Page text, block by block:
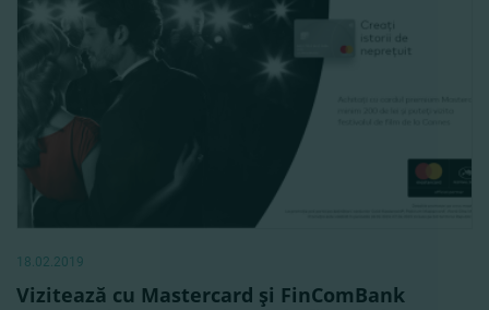
18.02.2019
Vizitează cu Mastercard şi FinComBank